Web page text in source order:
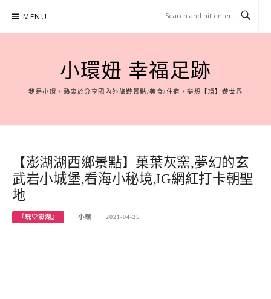
content
MENU
小環妞 幸福足跡
我是小環，熱衷於分享國內外旅遊景點/美食/住宿，夢想【環】遊世界
【澎湖湖西鄉景點】菓葉灰窯,夢幻的玄
武岩小城堡,看海小秘境,IG網紅打卡朝聖
地
『玩♡澎湖』 小環 2021-04-25